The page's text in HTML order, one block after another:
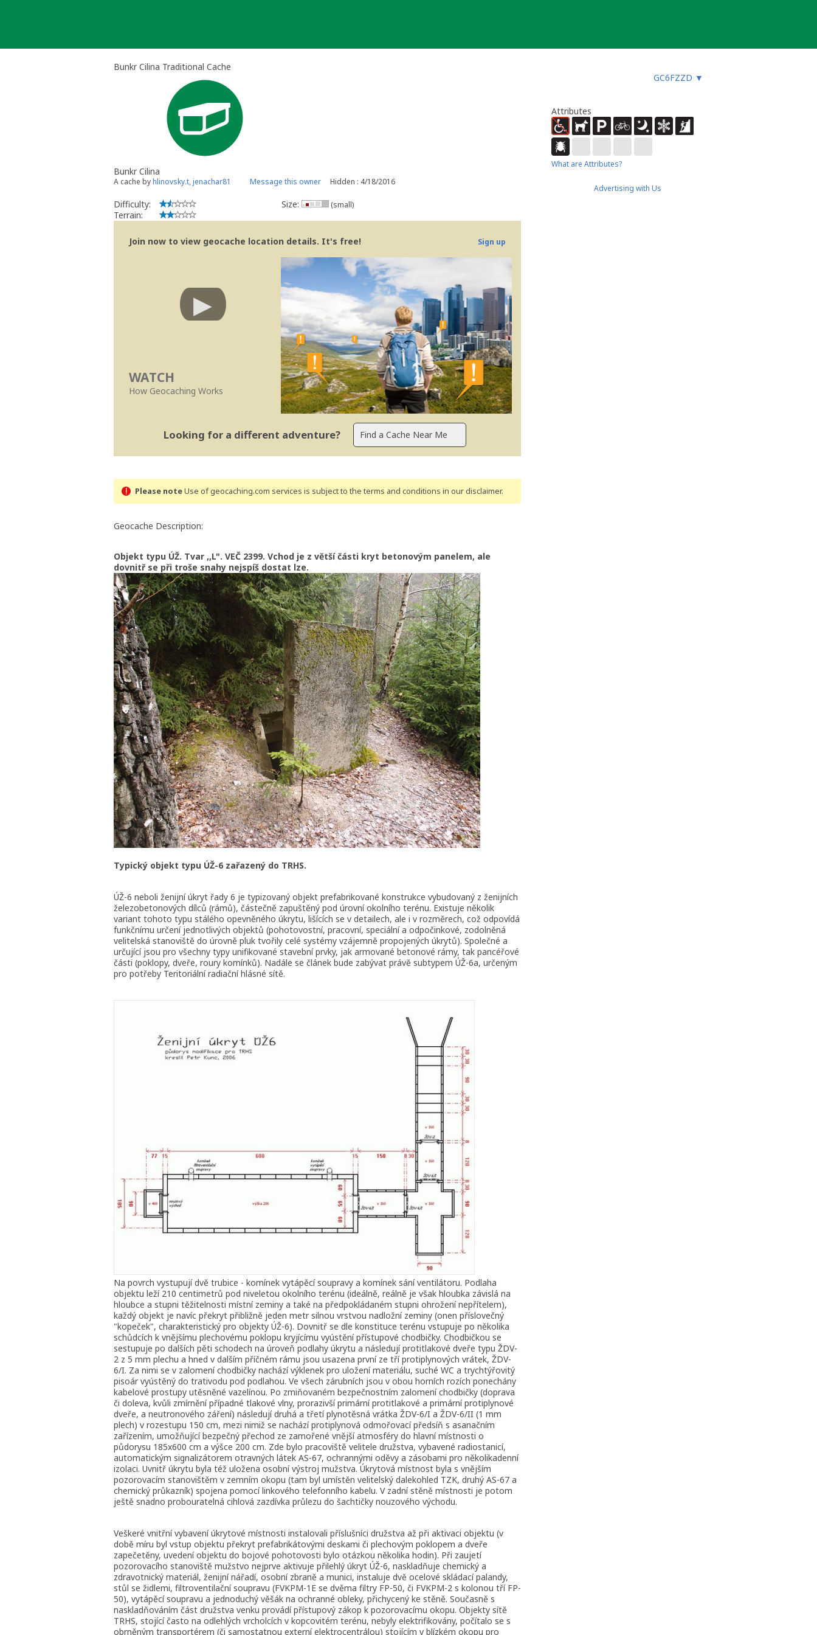
Bunkr Cilina Traditional Cache
GC6FZZD ▼
Bunkr Cilina
A cache byhlinovsky.t, jenachar81 Message this owner Hidden : 4/18/2016
Difficulty:
Terrain:
Size: (small)
Join now to view geocache location details. It's free! Sign up
WATCH
How Geocaching Works
Looking for a different adventure?
Please noteUse of geocaching.com services is subject to the terms and conditions in our disclaimer.
Geocache Description:
Objekt typu ÚŽ. Tvar ,,L". VEČ 2399. Vchod je z větší části kryt betonovým panelem, ale
dovnitř se při troše snahy nejspíš dostat lze.
Typický objekt typu ÚŽ-6 zařazený do TRHS.
ÚŽ-6 neboli ženijní úkryt řady 6 je typizovaný objekt prefabrikované konstrukce vybudovaný z ženijních
železobetonových dílců (rámů), částečně zapuštěný pod úrovní okolního terénu. Existuje několik
variant tohoto typu stálého opevněného úkrytu, lišících se v detailech, ale i v rozměrech, což odpovídá
funkčnímu určení jednotlivých objektů (pohotovostní, pracovní, speciální a odpočinkové, zodolněná
velitelská stanoviště do úrovně pluk tvořily celé systémy vzájemně propojených úkrytů). Společné a
určující jsou pro všechny typy unifikované stavební prvky, jak armované betonové rámy, tak pancéřové
části (poklopy, dveře, roury komínků). Nadále se článek bude zabývat právě subtypem ÚŽ-6a, určeným
pro potřeby Teritoriální radiační hlásné sítě.
Na povrch vystupují dvě trubice - komínek vytápěcí soupravy a komínek sání ventilátoru. Podlaha
objektu leží 210 centimetrů pod niveletou okolního terénu (ideálně, reálně je však hloubka závislá na
hloubce a stupni těžitelnosti místní zeminy a také na předpokládaném stupni ohrožení nepřítelem),
každý objekt je navíc překryt přibližně jeden metr silnou vrstvou nadložní zeminy (onen příslovečný
"kopeček", charakteristický pro objekty ÚŽ-6). Dovnitř se dle konstituce terénu vstupuje po několika
schůdcích k vnějšímu plechovému poklopu kryjícímu vyústění přístupové chodbičky. Chodbičkou se
sestupuje po dalších pěti schodech na úroveň podlahy úkrytu a následují protitlakové dveře typu ŽDV-
2 z 5 mm plechu a hned v dalším příčném rámu jsou usazena první ze tří protiplynových vrátek, ŽDV-
6/I. Za nimi se v zalomení chodbičky nachází výklenek pro uložení materiálu, suché WC a trychtýřovitý
pisoár vyústěný do trativodu pod podlahou. Ve všech zárubních jsou v obou horních rozích ponechány
kabelové prostupy utěsněné vazelínou. Po zmiňovaném bezpečnostním zalomení chodbičky (doprava
či doleva, kvůli zmírnění případné tlakové vlny, prorazivší primární protitlakové a primární protiplynové
dveře, a neutronového záření) následují druhá a třetí plynotěsná vrátka ŽDV-6/I a ŽDV-6/II (1 mm
plech) v rozestupu 150 cm, mezi nimiž se nachází protiplynová odmořovací předsíň s asanačním
zařízením, umožňující bezpečný přechod ze zamořené vnější atmosféry do hlavní místnosti o
půdorysu 185x600 cm a výšce 200 cm. Zde bylo pracoviště velitele družstva, vybavené radiostanicí,
automatickým signalizátorem otravných látek AS-67, ochrannými oděvy a zásobami pro několikadenní
izolaci. Uvnitř úkrytu byla též uložena osobní výstroj mužstva. Úkrytová místnost byla s vnějším
pozorovacím stanovištěm v zemním okopu (tam byl umístěn velitelský dalekohled TZK, druhý AS-67 a
chemický průkazník) spojena pomocí linkového telefonního kabelu. V zadní stěně místnosti je potom
ještě snadno probouratelná cihlová zazdívka průlezu do šachtičky nouzového východu.
Veškeré vnitřní vybavení úkrytové místnosti instalovali příslušníci družstva až při aktivaci objektu (v
době míru byl vstup objektu překryt prefabrikátovými deskami či plechovým poklopem a dveře
zapečetěny, uvedení objektu do bojové pohotovosti bylo otázkou několika hodin). Při zaujetí
pozorovacího stanoviště mužstvo nejprve aktivuje přilehlý úkryt ÚŽ-6, naskladňuje chemický a
zdravotnický materiál, ženijní nářadí, osobní zbraně a munici, instaluje dvě ocelové skládací palandy,
stůl se židlemi, filtroventilační soupravu (FVKPM-1E se dvěma filtry FP-50, či FVKPM-2 s kolonou tří FP-
50), vytápěcí soupravu a jednoduchý věšák na ochranné obleky, přichycený ke stěně. Současně s
naskladňováním část družstva venku provádí přístupový zákop k pozorovacímu okopu. Objekty sítě
TRHS, stojící často na odlehlých vrcholcích v kopcovitém terénu, nebyly elektrifikovány, počítalo se s
obrněným transportérem (či samostatnou externí elektrocentrálou) stojícím v blízkém okopu pro
Attributes
What are Attributes?
Advertising with Us